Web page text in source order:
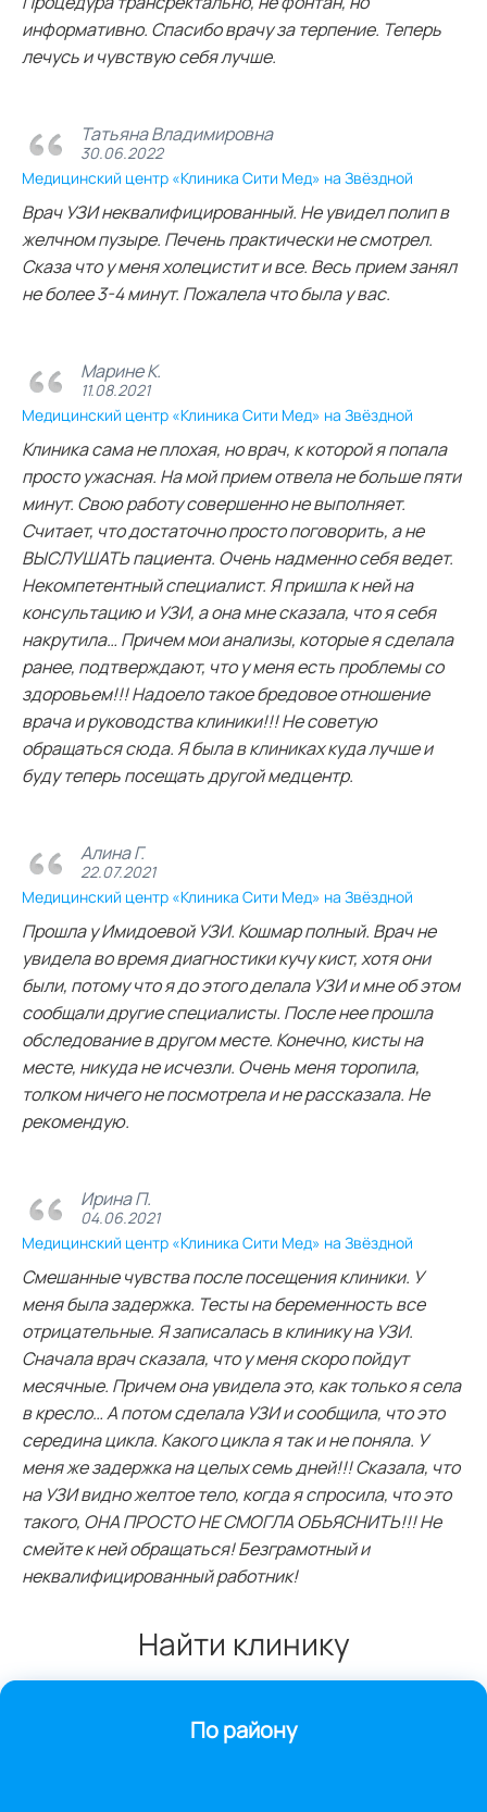
информативно. Спасибо врачу за терпение. Теперь
лечусь и чувствую себя лучше.
Татьяна Владимировна
30.06.2022
Медицинский центр «Клиника Сити Мед» на Звёздной
Врач УЗИ неквалифицированный. Не увидел полип в
желчном пузыре. Печень практически не смотрел.
Сказа что у меня холецистит и все. Весь прием занял
не более 3-4 минут. Пожалела что была у вас.
Марине К.
11.08.2021
Медицинский центр «Клиника Сити Мед» на Звёздной
Клиника сама не плохая, но врач, к которой я попала
просто ужасная. На мой прием отвела не больше пяти
минут. Свою работу совершенно не выполняет.
Считает, что достаточно просто поговорить, а не
ВЫСЛУШАТЬ пациента. Очень надменно себя ведет.
Некомпетентный специалист. Я пришла к ней на
консультацию и УЗИ, а она мне сказала, что я себя
накрутила… Причем мои анализы, которые я сделала
ранее, подтверждают, что у меня есть проблемы со
здоровьем!!! Надоело такое бредовое отношение
врача и руководства клиники!!! Не советую
обращаться сюда. Я была в клиниках куда лучше и
буду теперь посещать другой медцентр.
Алина Г.
22.07.2021
Медицинский центр «Клиника Сити Мед» на Звёздной
Прошла у Имидоевой УЗИ. Кошмар полный. Врач не
увидела во время диагностики кучу кист, хотя они
были, потому что я до этого делала УЗИ и мне об этом
сообщали другие специалисты. После нее прошла
обследование в другом месте. Конечно, кисты на
месте, никуда не исчезли. Очень меня торопила,
толком ничего не посмотрела и не рассказала. Не
рекомендую.
Ирина П.
04.06.2021
Медицинский центр «Клиника Сити Мед» на Звёздной
Смешанные чувства после посещения клиники. У
меня была задержка. Тесты на беременность все
отрицательные. Я записалась в клинику на УЗИ.
Сначала врач сказала, что у меня скоро пойдут
месячные. Причем она увидела это, как только я села
в кресло… А потом сделала УЗИ и сообщила, что это
середина цикла. Какого цикла я так и не поняла. У
меня же задержка на целых семь дней!!! Сказала, что
на УЗИ видно желтое тело, когда я спросила, что это
такого, ОНА ПРОСТО НЕ СМОГЛА ОБЪЯСНИТЬ!!! Не
смейте к ней обращаться! Безграмотный и
неквалифицированный работник!
Найти клинику
По району